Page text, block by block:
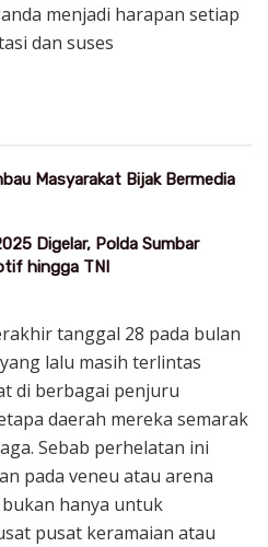
menjadi harapan setiap
dan suses
Masyarakat Bijak Bermedia
Digelar, Polda Sumbar
hingga TNI
tanggal 28 pada bulan
lalu masih terlintas
di berbagai penjuru
daerah mereka semarak
Sebab perhelatan ini
pada veneu atau arena
hanya untuk
pusat keramaian atau